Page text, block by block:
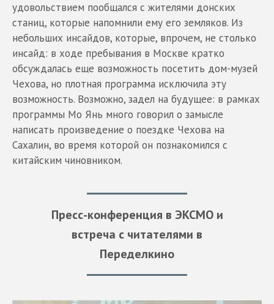
удовольствием пообщался с жителями донских
станиц, которые напомнили ему его земляков. Из
небольших инсайдов, которые, впрочем, не столько
инсайд: в ходе пребывания в Москве кратко
обсуждалась еще возможность посетить дом-музей
Чехова, но плотная программа исключила эту
возможность. Возможно, задел на будущее: в рамках
программы Мо Янь много говорил о замысле
написать произведение о поездке Чехова на
Сахалин, во время которой он познакомился с
китайским чиновником.
Пресс-конференция в ЭКСМО и
встреча с читателями в
Переделкино